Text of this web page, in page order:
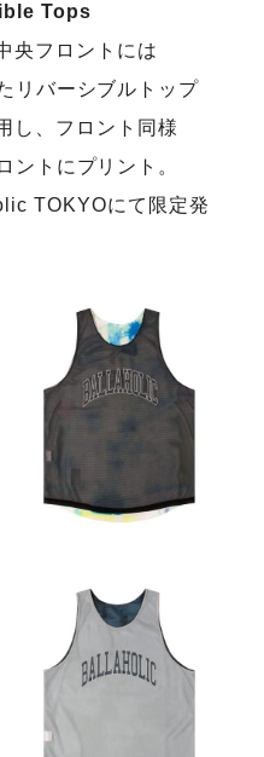
Tops
央フロントには
リバーシブルトップ
し、フロント同様
ントにプリント。
TOKYOにて限定発